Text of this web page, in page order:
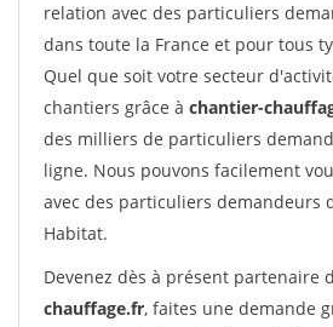
relation avec des particuliers
dans toute la France et pour tous
Quel que soit votre secteur
chantiers grâce à chantier-
des milliers de particuliers
ligne. Nous pouvons facilement
avec des particuliers demandeurs
Habitat.
Devenez dès à présent partenaire
chauffage.fr, faites une demande